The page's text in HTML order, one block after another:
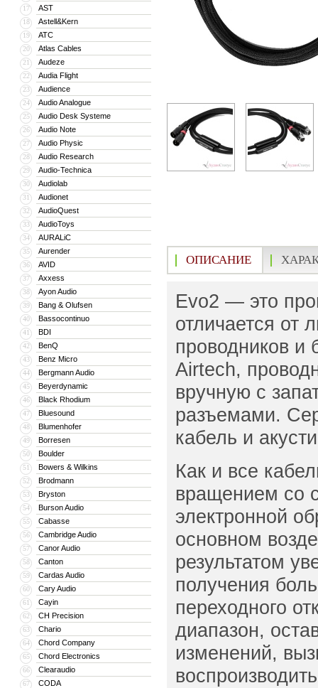
17 AST
18 Astell&Kern
19 ATC
20 Atlas Cables
21 Audeze
22 Audia Flight
23 Audience
24 Audio Analogue
25 Audio Desk Systeme
26 Audio Note
27 Audio Physic
28 Audio Research
29 Audio-Technica
30 Audiolab
31 Audionet
32 AudioQuest
33 AudioToys
34 AURALiC
35 Aurender
36 AVID
37 Axxess
38 Ayon Audio
39 Bang & Olufsen
40 Bassocontinuo
41 BDI
42 BenQ
43 Benz Micro
44 Bergmann Audio
45 Beyerdynamic
46 Black Rhodium
47 Bluesound
48 Blumenhofer
49 Borresen
50 Boulder
51 Bowers & Wilkins
52 Brodmann
53 Bryston
54 Burson Audio
55 Cabasse
56 Cambridge Audio
57 Canor Audio
58 Canton
59 Cardas Audio
60 Cary Audio
61 Cayin
62 CH Precision
63 Chario
64 Chord Company
65 Chord Electronics
66 Clearaudio
67 CODA
ОПИСАНИЕ
Evo2 — это
отличается от
проводников и
Airtech,
вручную с
разъемами.
кабель и
Как и все
вращением со
электронной
основном
результатом
получения
переходного
диапазон,
изменений,